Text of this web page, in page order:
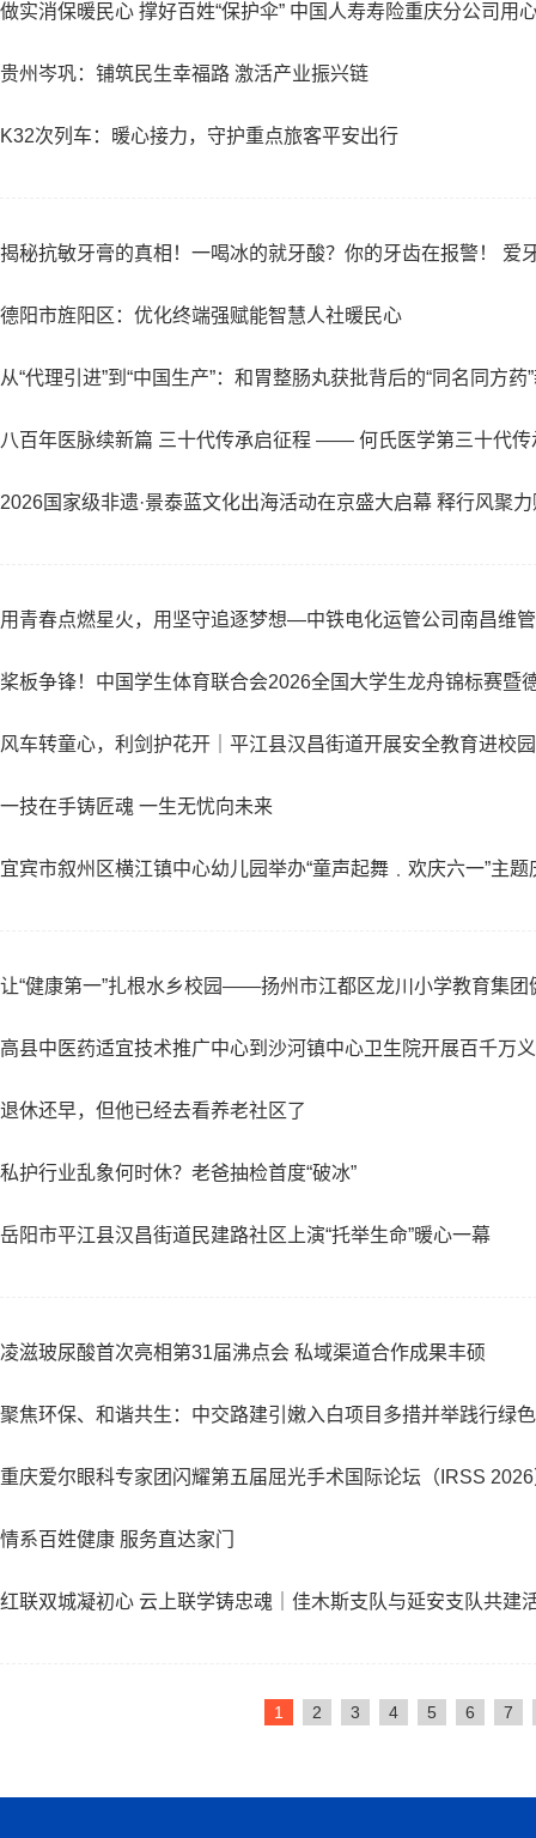
做实消保暖民心 撑好百姓“保护伞” 中国人寿寿险重庆分公司用
贵州岑巩：铺筑民生幸福路 激活产业振兴链
K32次列车：暖心接力，守护重点旅客平安出行
揭秘抗敏牙膏的真相！一喝冰的就牙酸？你的牙齿在报警！ 爱
德阳市旌阳区：优化终端强赋能智慧人社暖民心
从“代理引进”到“中国生产”：和胃整肠丸获批背后的“同名同方药
八百年医脉续新篇 三十代传承启征程 —— 何氏医学第三十代传
2026国家级非遗·景泰蓝文化出海活动在京盛大启幕 释行风聚
用青春点燃星火，用坚守追逐梦想—中铁电化运管公司南昌维
桨板争锋！中国学生体育联合会2026全国大学生龙舟锦标赛暨
风车转童心，利剑护花开｜平江县汉昌街道开展安全教育进校
一技在手铸匠魂 一生无忧向未来
宜宾市叙州区横江镇中心幼儿园举办“童声起舞﹒欢庆六一”主题
让“健康第一”扎根水乡校园——扬州市江都区龙川小学教育集团
高县中医药适宜技术推广中心到沙河镇中心卫生院开展百千万
退休还早，但他已经去看养老社区了
私护行业乱象何时休？老爸抽检首度“破冰”
岳阳市平江县汉昌街道民建路社区上演“托举生命”暖心一幕
凌滋玻尿酸首次亮相第31届沸点会 私域渠道合作成果丰硕
聚焦环保、和谐共生：中交路建引嫩入白项目多措并举践行绿
重庆爱尔眼科专家团闪耀第五届屈光手术国际论坛（IRSS
情系百姓健康 服务直达家门
红联双城凝初心 云上联学铸忠魂｜佳木斯支队与延安支队共建
1 2 3 4 5 6 7